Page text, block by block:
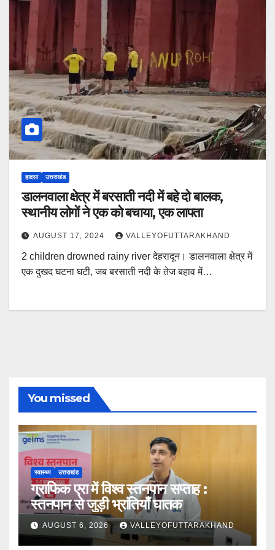
हादसा उत्तराखंड
डालनवाला क्षेत्र में बरसाती नदी में बहे दो बालक,
स्थानीय लोगों ने एक को बचाया, एक लापता
AUGUST 17, 2024 VALLEYOFUTTARAKHAND
2 children drowned rainy river देहरादून। डालनवाला क्षेत्र में
एक दुखद घटना घटी, जब बरसाती नदी के तेज बहाव में…
You missed
स्वास्थ्य उत्तराखंड
ग्राफिक एरा में विश्व स्तनपान सप्ताह :
स्तनपान से जुड़ी भ्रांतियाँ घातक
AUGUST 6, 2026 VALLEYOFUTTARAKHAND